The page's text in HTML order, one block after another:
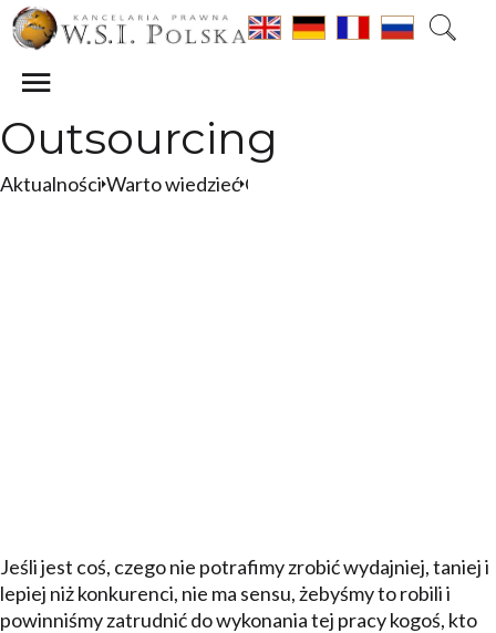
Outsourcing
Aktualności Warto wiedzieć Outsourcing
Jeśli jest coś, czego nie potrafimy zrobić wydajniej, taniej i
lepiej niż konkurenci, nie ma sensu, żebyśmy to robili i
powinniśmy zatrudnić do wykonania tej pracy kogoś, kto